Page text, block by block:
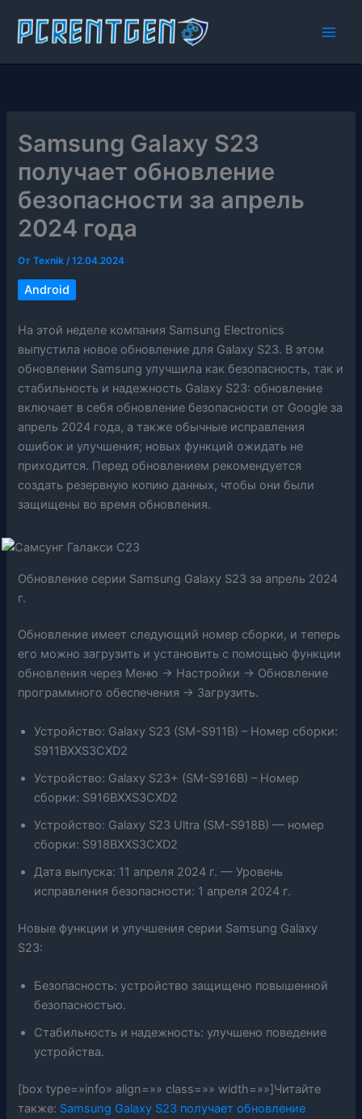
содержимому
Samsung Galaxy S23
получает обновление
безопасности за апрель
2024 года
ОтTexnik/12.04.2024
Android
На этой неделе компания Samsung Electronics
выпустила новое обновление для Galaxy S23. В этом
обновлении Samsung улучшила как безопасность, так и
стабильность и надежность Galaxy S23: обновление
включает в себя обновление безопасности от Google за
апрель 2024 года, а также обычные исправления
ошибок и улучшения; новых функций ожидать не
приходится. Перед обновлением рекомендуется
создать резервную копию данных, чтобы они были
защищены во время обновления.
Обновление серии Samsung Galaxy S23 за апрель 2024
г.
Обновление имеет следующий номер сборки, и теперь
его можно загрузить и установить с помощью функции
обновления через Меню → Настройки → Обновление
программного обеспечения → Загрузить.
Устройство: Galaxy S23 (SM-S911B) – Номер сборки:
S911BXXS3CXD2
Устройство: Galaxy S23+ (SM-S916B) – Номер
сборки: S916BXXS3CXD2
Устройство: Galaxy S23 Ultra (SM-S918B) — номер
сборки: S918BXXS3CXD2
Дата выпуска: 11 апреля 2024 г. — Уровень
исправления безопасности: 1 апреля 2024 г.
Новые функции и улучшения серии Samsung Galaxy
S23:
Безопасность: устройство защищено повышенной
безопасностью.
Стабильность и надежность: улучшено поведение
устройства.
[box type=»info» align=»» class=»» width=»»]Читайте
также: Samsung Galaxy S23 получает обновление